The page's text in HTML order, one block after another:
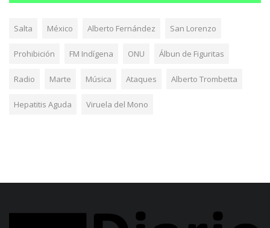
Salta México Alberto Fernández San Lorenzo
Prohibición FM Indígena ONU Álbun de Figuritas
Radio Marte Música Ataques Alberto Trombetta
Hepatitis Aguda Viruela del Mono